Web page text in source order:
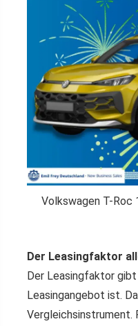
Volkswagen T-Roc
Der Leasingfaktor
Der Leasingfaktor gibt
Leasingangebot ist.
Vergleichsinstrument.